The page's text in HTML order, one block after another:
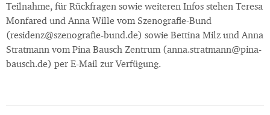
Teilnahme, für Rückfragen sowie weiteren Infos stehen Teresa
Monfared und Anna Wille vom Szenografie-Bund
(residenz@szenografie-bund.de) sowie Bettina Milz und Anna
Stratmann vom Pina Bausch Zentrum (anna.stratmann@pina-
bausch.de) per E-Mail zur Verfügung.